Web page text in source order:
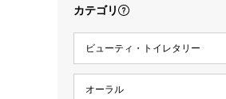
カテゴリ